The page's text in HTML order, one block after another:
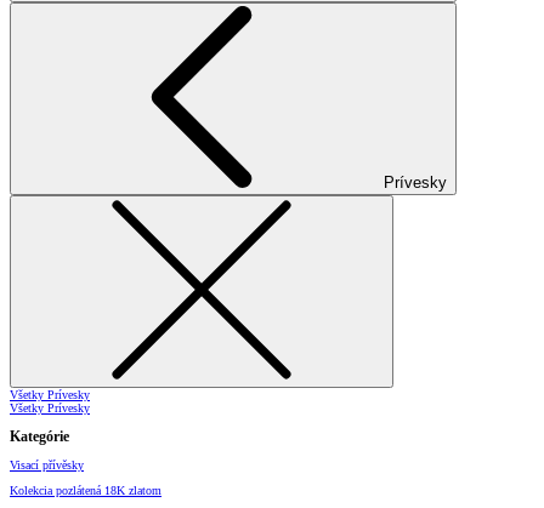
Prívesky
Všetky Prívesky
Všetky Prívesky
Kategórie
Visací přívěsky
Kolekcia pozlátená 18K zlatom